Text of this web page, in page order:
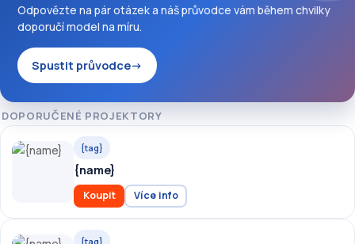
Odpovězte na pár otázek a náš průvodce vám během chvilky
doporučí model na míru.
Spustit průvodce→
DOPORUČENÉ PROJEKTORY
{tag}
{name}
Koupit Více info
{tag}